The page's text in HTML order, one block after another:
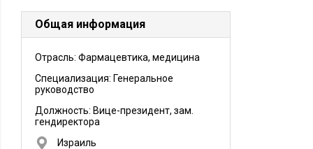
Общая информация
Отрасль: Фармацевтика, медицина
Специализация: Генеральное
руководство
Должность: Вице-президент, зам.
гендиректора
Израиль